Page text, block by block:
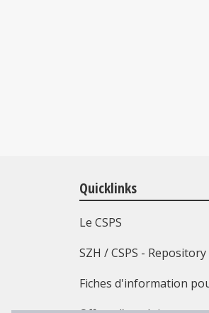
Quicklinks
Le CSPS
SZH / CSPS - Repository
Fiches d'information